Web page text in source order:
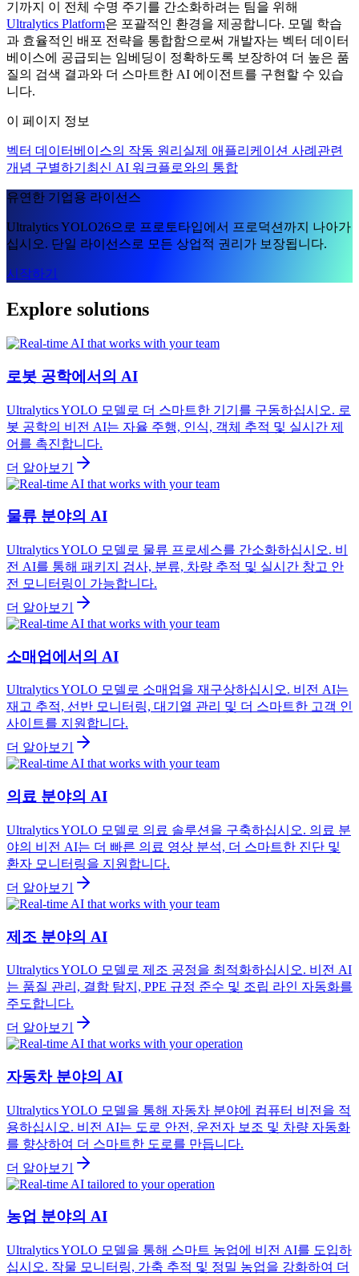
기까지 이 전체 수명 주기를 간소화하려는 팀을 위해
Ultralytics Platform은 포괄적인 환경을 제공합니다. 모델 학습
과 효율적인 배포 전략을 통합함으로써 개발자는 벡터 데이터
베이스에 공급되는 임베딩이 정확하도록 보장하여 더 높은 품
질의 검색 결과와 더 스마트한 AI 에이전트를 구현할 수 있습
니다.
이 페이지 정보
벡터 데이터베이스의 작동 원리 실제 애플리케이션 사례 관련
개념 구별하기 최신 AI 워크플로와의 통합
유연한 기업용 라이선스
Ultralytics YOLO26으로 프로토타입에서 프로덕션까지 나아가
십시오. 단일 라이선스로 모든 상업적 권리가 보장됩니다.
시작하기
Explore solutions
로봇 공학에서의 AI
Ultralytics YOLO 모델로 더 스마트한 기기를 구동하십시오. 로
봇 공학의 비전 AI는 자율 주행, 인식, 객체 추적 및 실시간 제
어를 촉진합니다.
더 알아보기
물류 분야의 AI
Ultralytics YOLO 모델로 물류 프로세스를 간소화하십시오. 비
전 AI를 통해 패키지 검사, 분류, 차량 추적 및 실시간 창고 안
전 모니터링이 가능합니다.
더 알아보기
소매업에서의 AI
Ultralytics YOLO 모델로 소매업을 재구상하십시오. 비전 AI는
재고 추적, 선반 모니터링, 대기열 관리 및 더 스마트한 고객 인
사이트를 지원합니다.
더 알아보기
의료 분야의 AI
Ultralytics YOLO 모델로 의료 솔루션을 구축하십시오. 의료 분
야의 비전 AI는 더 빠른 의료 영상 분석, 더 스마트한 진단 및
환자 모니터링을 지원합니다.
더 알아보기
제조 분야의 AI
Ultralytics YOLO 모델로 제조 공정을 최적화하십시오. 비전 AI
는 품질 관리, 결함 탐지, PPE 규정 준수 및 조립 라인 자동화를
주도합니다.
더 알아보기
자동차 분야의 AI
Ultralytics YOLO 모델을 통해 자동차 분야에 컴퓨터 비전을 적
용하십시오. 비전 AI는 도로 안전, 운전자 보조 및 차량 자동화
를 향상하여 더 스마트한 도로를 만듭니다.
더 알아보기
농업 분야의 AI
Ultralytics YOLO 모델을 통해 스마트 농업에 비전 AI를 도입하
십시오. 작물 모니터링, 가축 추적 및 정밀 농업을 강화하여 더